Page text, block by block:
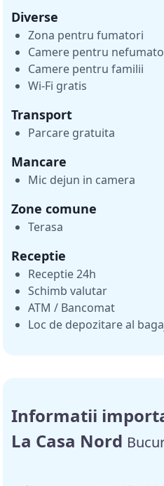
Diverse
Zona pentru fumatori
Camere pentru
Camere pentru familii
Wi-Fi gratis
Transport
Parcare gratuita
Mancare
Mic dejun in camera
Zone comune
Terasa
Receptie
Receptie 24h
Schimb valutar
ATM / Bancomat
Loc de depozitare al
Informatii
La Casa Nord